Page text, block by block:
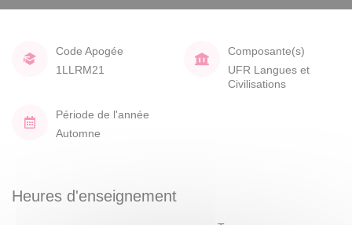
Code Apogée
1LLRM21
Composante(s)
UFR Langues et
Civilisations
Période de l'année
Automne
Heures d'enseignement